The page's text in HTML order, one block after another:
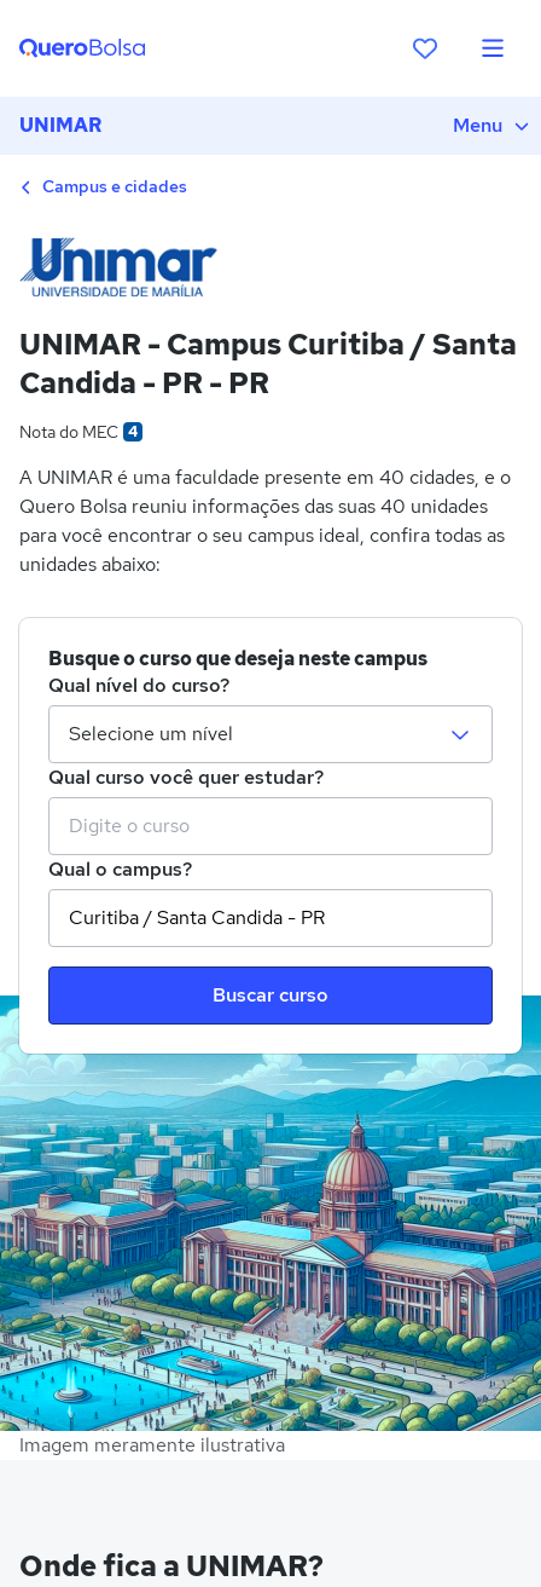
UNIMAR Menu
Campus e cidades
UNIMAR - Campus Curitiba / Santa
Candida - PR - PR
Nota do MEC 4
A UNIMAR é uma faculdade presente em 40 cidades, e o
Quero Bolsa reuniu informações das suas 40 unidades
para você encontrar o seu campus ideal, confira todas as
unidades abaixo:
Busque o curso que deseja neste campus
Qual nível do curso?
Qual curso você quer estudar?
Qual o campus?
Buscar curso
Imagem meramente ilustrativa
Onde fica a UNIMAR?